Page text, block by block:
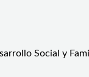
Social y